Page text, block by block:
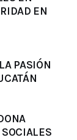
EN
PASIÓN